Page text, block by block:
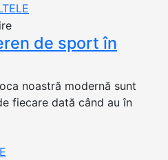
de sport în
noastră modernă sunt
fiecare dată când au în